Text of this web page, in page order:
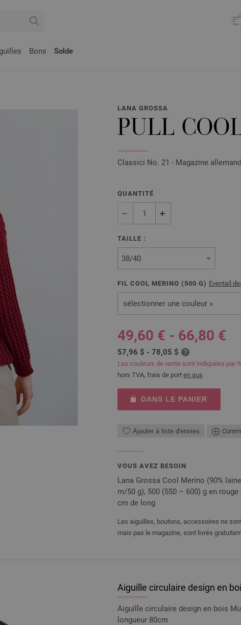
Bons Solde
LANA GROSSA
PULL
Classici No. 21 - Magazine
QUANTITÉ
TAILLE :
FIL COOL MERINO ( 500 G) Éventail
sélectionner une couleur »
49,60 € - 66,80 €
57,96 $ - 78,05 $
Les couleurs de vente sont indiquées par %
hors TVA, frais de port en sus
DANS LE PANIER
Ajouter à liste d'envies
VOUS AVEZ BESOIN
Lana Grossa Cool Merino (90%
m/50 g), 500 (550 – 600) g en
cm de long
Les aiguilles, boutons, accessoires ne
mais pas le magazine, sont livrés
Aiguille circulaire design en
Aiguille circulaire design en bois
longueur 80cm